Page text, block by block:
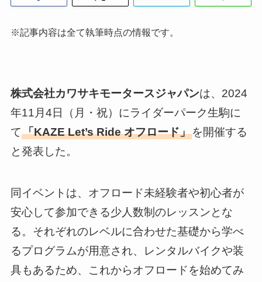
※記事内容は全て執筆時点の情報です。
株式会社カワサキモータースジャパンは、2024
年11月4日（月・祝）にライダーパーク生駒に
て「KAZE Let’s Ride オフロード」を開催する
と発表した。
同イベントは、オフロード未経験者や初心者が
安心して参加できる少人数制のレッスンとな
る。それぞれのレベルに合わせた基礎から学べ
るプログラムが用意され、レンタルバイクや装
具もあるため、これからオフロードを始めてみ